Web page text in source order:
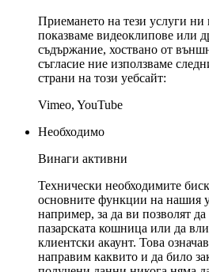
Приемането на тези услуги ни
показваме видеоклипове или
съдържание, хоствано от
съгласие ние използваме
страни на този уебсайт:
Vimeo, YouTube
Необходимо
Винаги активни
Технически необходимите
основните функции на нашия
например, за да ви позволят
пазарската кошница или да
клиентски акаунт. Това
направим каквито и да било